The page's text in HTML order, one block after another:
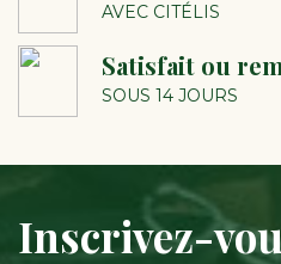
AVEC CITÉLIS
Satisfait ou
SOUS 14 JOURS
Inscrivez-